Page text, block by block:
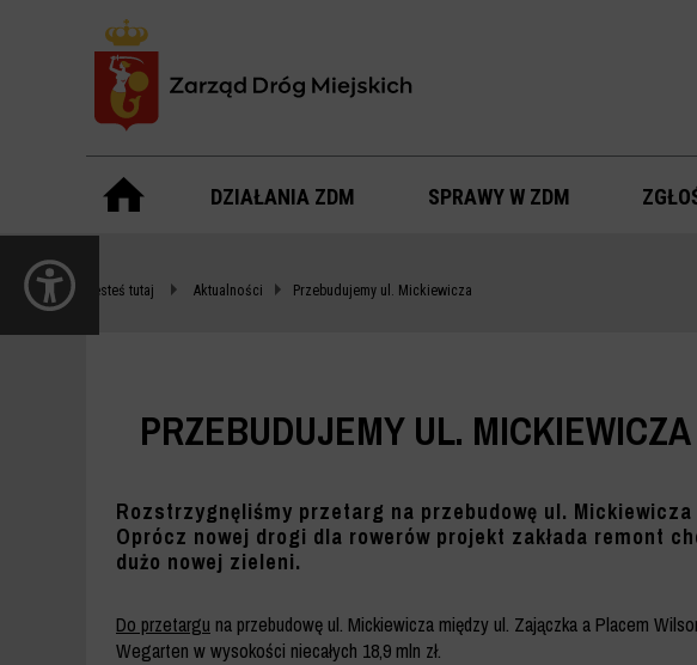
PRZEBUDUJEMY
UL.
MICKIEWICZA
DZIAŁANIA ZDM SPRAWY W ZDM
Jesteś tutaj Aktualności Przebudujemy ul. Mickiewicza
PRZEBUDUJEMY UL. MICKIEWICZA
Rozstrzygnęliśmy przetarg na przebudowę ul.
Oprócz nowej drogi dla rowerów projekt zakłada remont
dużo nowej zieleni.
Do przetargu na przebudowę ul. Mickiewicza między ul. Zajączka a Placem
Wegarten w wysokości niecałych 18,9 mln zł.
panel